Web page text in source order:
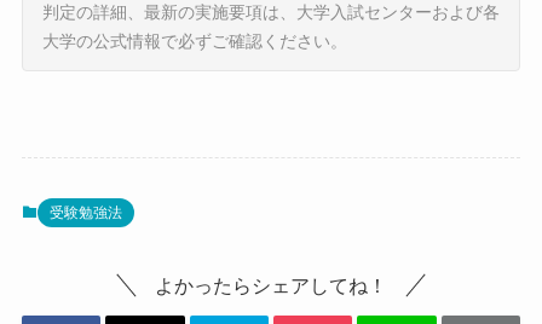
判定の詳細、最新の実施要項は、大学入試センターおよび各
大学の公式情報で必ずご確認ください。
受験勉強法
よかったらシェアしてね！